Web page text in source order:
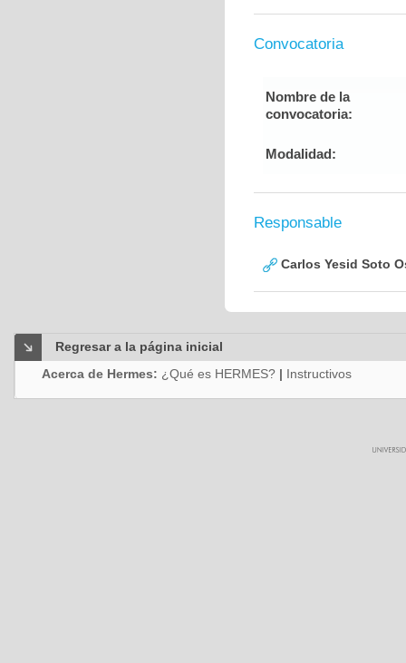
Convocatoria
Nombre de la
convocatoria:
Modalidad:
Responsable
Carlos Yesid Soto
Regresar a la página inicial
Acerca de Hermes: ¿Qué es HERMES? | Instructivos